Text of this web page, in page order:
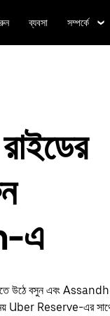
ব্যবসা সম্পর্কে
এ
উঠে বসুন এবং Assandh
Uber Reserve-এর